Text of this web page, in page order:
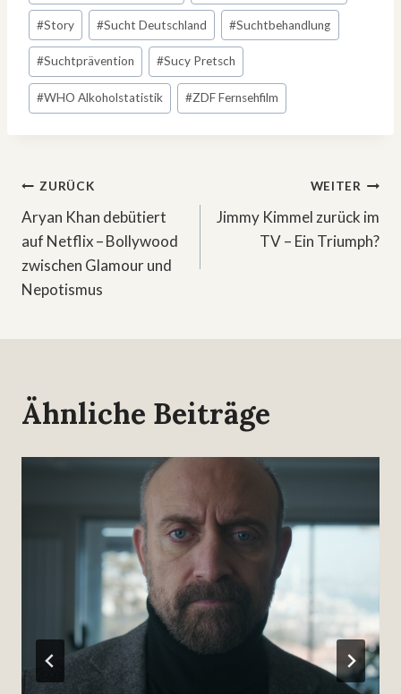
#Story #Sucht Deutschland #Suchtbehandlung
#Suchtprävention #Sucy Pretsch
#WHO Alkoholstatistik #ZDF Fernsehfilm
Beitragsnavigation
ZURÜCK
Aryan Khan debütiert
auf Netflix – Bollywood
zwischen Glamour und
Nepotismus
WEITER
Jimmy Kimmel zurück im
TV – Ein Triumph?
Ähnliche Beiträge